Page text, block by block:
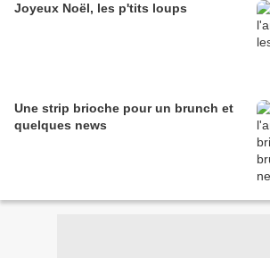
Joyeux Noël, les p'tits loups
Une strip brioche pour un brunch et
quelques news